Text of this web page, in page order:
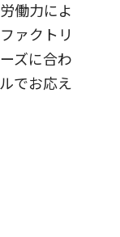
働力によ
ァクトリ
ズに合わ
でお応え